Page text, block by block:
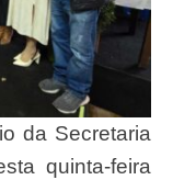
quinta-feira